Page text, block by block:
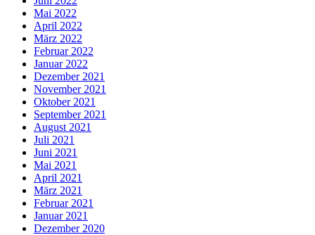
Mai 2022
April 2022
März 2022
Februar 2022
Januar 2022
Dezember 2021
November 2021
Oktober 2021
September 2021
August 2021
Juli 2021
Juni 2021
Mai 2021
April 2021
März 2021
Februar 2021
Januar 2021
Dezember 2020